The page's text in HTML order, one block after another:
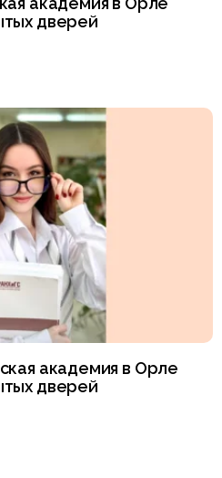
дверей
академия в Орле
дверей